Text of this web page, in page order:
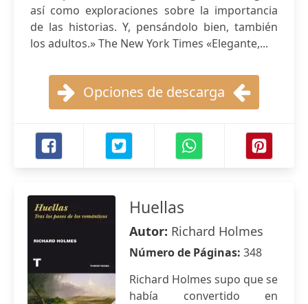
así como exploraciones sobre la importancia
de las historias. Y, pensándolo bien, también
los adultos.» The New York Times «Elegante,...
Opciones de descarga
Huellas
Autor: Richard Holmes
Número de Páginas: 348
Richard Holmes supo que se
había convertido en